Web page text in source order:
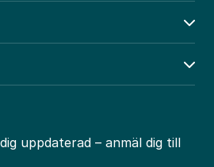
uppdaterad – anmäl dig till